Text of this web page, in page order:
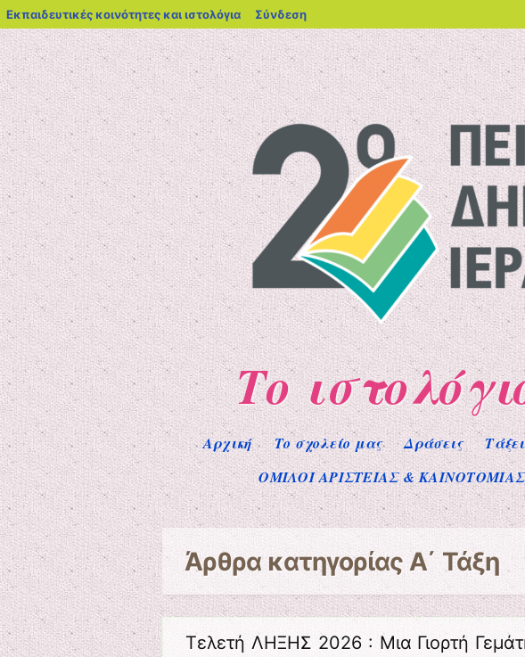
Εκπαιδευτικές κοινότητες και ιστολόγια blogs.sch.gr
Σύνδεση
Το
Μενού
Μετάβαση στο περιεχόμενο
Αρχική Το σχολείο μας Δράσεις
ΟΜΙΛΟΙ ΑΡΙΣΤΕΙΑΣ & ΚΑΙΝΟΤΟΜΙΑΣ
Άρθρα κατηγορίας Α΄ Τάξη
Τελετή ΛΗΞΗΣ 2026 : Μια Γιορτή